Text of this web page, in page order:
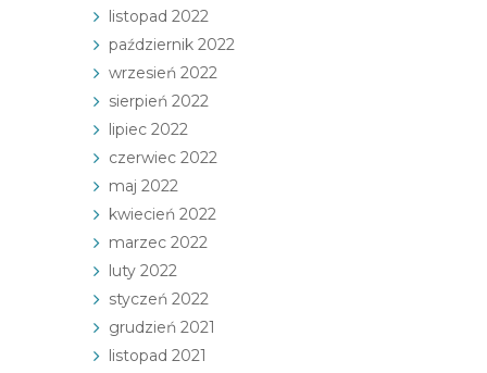
listopad 2022
październik 2022
wrzesień 2022
sierpień 2022
lipiec 2022
czerwiec 2022
maj 2022
kwiecień 2022
marzec 2022
luty 2022
styczeń 2022
grudzień 2021
listopad 2021